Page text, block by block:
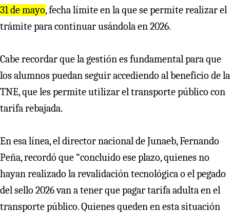
31 de mayo, fecha límite en la que se permite realizar el
trámite para continuar usándola en 2026.
Cabe recordar que la gestión es fundamental para que
los alumnos puedan seguir accediendo al beneficio de la
TNE, que les permite utilizar el transporte público con
tarifa rebajada.
En esa línea, el director nacional de Junaeb, Fernando
Peña, recordó que “concluido ese plazo, quienes no
hayan realizado la revalidación tecnológica o el pegado
del sello 2026 van a tener que pagar tarifa adulta en el
transporte público. Quienes queden en esta situación